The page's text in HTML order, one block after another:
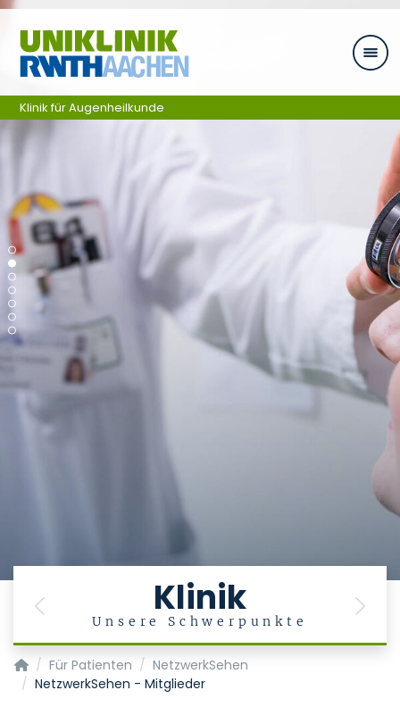
Skip navigation
Klinik
Unsere Schwerpunkte
Previous Next
Klinik für Augenheilkunde
Klinik für Augenheilkunde
Für Patienten
NetzwerkSehen
NetzwerkSehen - Mitglieder